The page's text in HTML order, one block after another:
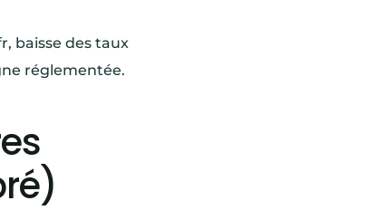
baisse des taux
réglementée.